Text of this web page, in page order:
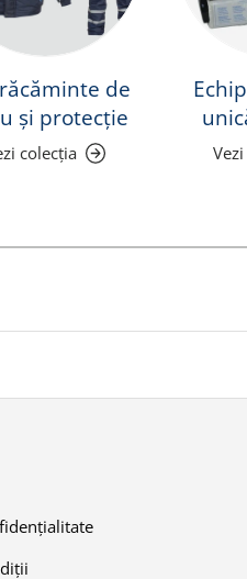
de
și protecție
colecția